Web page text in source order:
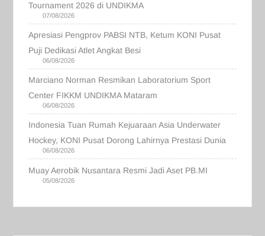
Tournament 2026 di UNDIKMA
07/08/2026
Apresiasi Pengprov PABSI NTB, Ketum KONI Pusat
Puji Dedikasi Atlet Angkat Besi
06/08/2026
Marciano Norman Resmikan Laboratorium Sport
Center FIKKM UNDIKMA Mataram
06/08/2026
Indonesia Tuan Rumah Kejuaraan Asia Underwater
Hockey, KONI Pusat Dorong Lahirnya Prestasi Dunia
06/08/2026
Muay Aerobik Nusantara Resmi Jadi Aset PB.MI
05/08/2026